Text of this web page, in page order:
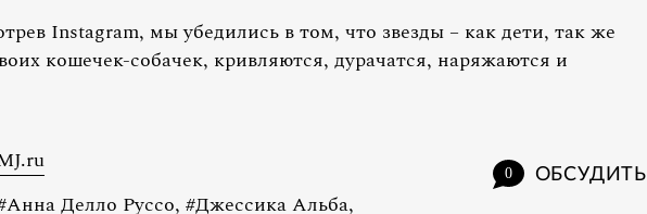
Instagram, мы убедились в том, что звезды – как дети, так же
кошечек-собачек, кривляются, дурачатся, наряжаются и
0 ОБСУДИТЬ
Анна Делло Руссо, #Джессика Альба,